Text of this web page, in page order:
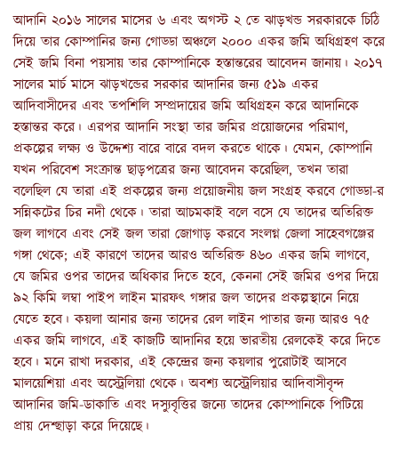
আদানি ২০১৬ সালের মাসের ৬ এবং অগস্ট ২ তে ঝাড়খন্ড সরকারকে চিঠি
দিয়ে তার কোম্পানির জন্য গোড্ডা অঞ্চলে ২০০০ একর জমি অধিগ্রহণ করে
সেই জমি বিনা পয়সায় তার কোম্পানিকে হস্তান্তরের আবেদন জানায়। ২০১৭
সালের মার্চ মাসে ঝাড়খন্ডের সরকার আদানির জন্য ৫১৯ একর
আদিবাসীদের এবং তপশিলি সম্প্রদায়ের জমি অধিগ্রহন করে আদানিকে
হস্তান্তর করে। এরপর আদানি সংস্থা তার জমির প্রয়োজনের পরিমাণ,
প্রকল্পের লক্ষ্য ও উদ্দেশ্য বারে বারে বদল করতে থাকে। যেমন, কোম্পানি
যখন পরিবেশ সংক্রান্ত ছাড়পত্রের জন্য আবেদন করেছিল, তখন তারা
বলেছিল যে তারা এই প্রকল্পের জন্য প্রয়োজনীয় জল সংগ্রহ করবে গোড্ডা-র
সন্নিকটের চির নদী থেকে। তারা আচমকাই বলে বসে যে তাদের অতিরিক্ত
জল লাগবে এবং সেই জল তারা জোগাড় করবে সংলগ্ন জেলা সাহেবগঞ্জের
গঙ্গা থেকে; এই কারণে তাদের আরও অতিরিক্ত ৪৬০ একর জমি লাগবে,
যে জমির ওপর তাদের অধিকার দিতে হবে, কেননা সেই জমির ওপর দিয়ে
৯২ কিমি লম্বা পাইপ লাইন মারফৎ গঙ্গার জল তাদের প্রকল্পস্থানে নিয়ে
যেতে হবে। কয়লা আনার জন্য তাদের রেল লাইন পাতার জন্য আরও ৭৫
একর জমি লাগবে, এই কাজটি আদানির হয়ে ভারতীয় রেলকেই করে দিতে
হবে। মনে রাখা দরকার, এই কেন্দ্রের জন্য কয়লার পুরোটাই আসবে
মালয়েশিয়া এবং অস্ট্রেলিয়া থেকে। অবশ্য অস্ট্রেলিয়ার আদিবাসীবৃন্দ
আদানির জমি-ডাকাতি এবং দস্যুবৃত্তির জন্যে তাদের কোম্পানিকে পিটিয়ে
প্রায় দেশ্ছাড়া করে দিয়েছে।